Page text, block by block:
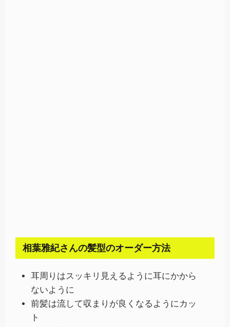
相葉雅紀さんの髪型のオーダー方法
耳周りはスッキリ見えるように耳にかから
ないように
前髪は流して収まりが良くなるようにカッ
ト